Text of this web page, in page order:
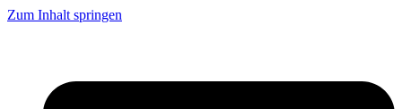
Zum Inhalt springen